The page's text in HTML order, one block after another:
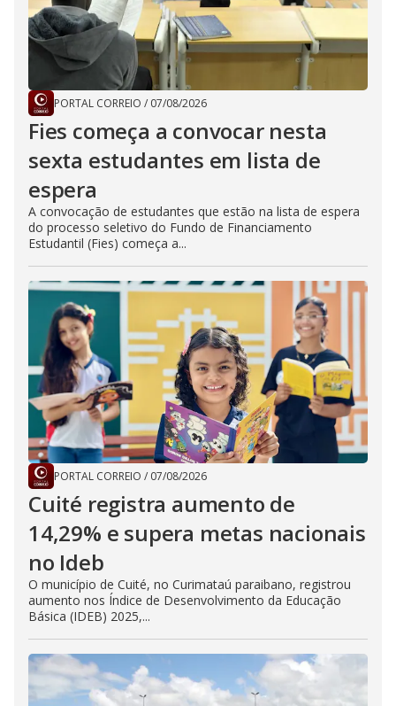
PORTAL CORREIO / 07/08/2026
Fies começa a convocar nesta
sexta estudantes em lista de
espera
A convocação de estudantes que estão na lista de espera
do processo seletivo do Fundo de Financiamento
Estudantil (Fies) começa a...
PORTAL CORREIO / 07/08/2026
Cuité registra aumento de
14,29% e supera metas nacionais
no Ideb
O município de Cuité, no Curimataú paraibano, registrou
aumento nos Índice de Desenvolvimento da Educação
Básica (IDEB) 2025,...